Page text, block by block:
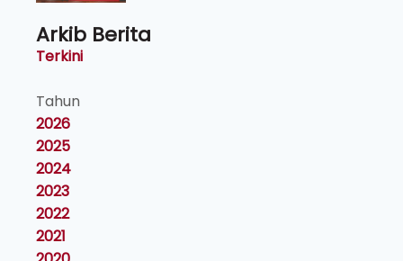
Arkib Berita
Terkini
Tahun
2026
2025
2024
2023
2022
2021